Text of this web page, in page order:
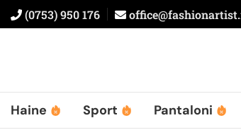
(0753) 950 176
Haine Sport Pantaloni